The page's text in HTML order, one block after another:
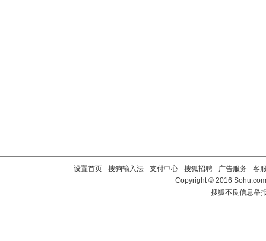
设置首页 - 搜狗输入法 - 支付中心 - 搜狐招聘 - 广告服务 - 客
Copyright©2016
搜狐不良信息举